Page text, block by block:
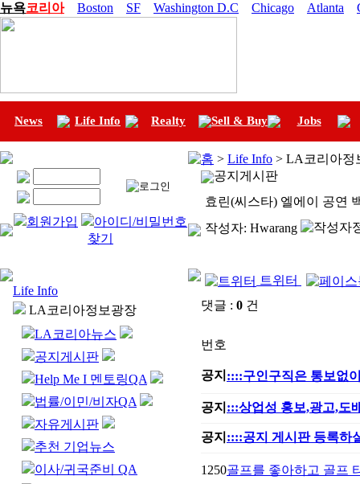
뉴욕코리아 Boston SF Washington D.C Chicago Atlanta
News Life Info Realty Sell & Buy Jobs
회원가입
아이디/비밀번호
찾기
Life Info
LA코리아정보광장
LA코리아뉴스
공지게시판
Help Me I 멘토링QA
법률/이민/비자QA
자유게시판
추천 기업뉴스
이사/귀국준비 QA
홈 > Life Info > LA코리아정
공지게시판
효린(씨스타) 엘에이 공연
작성자: Hwarang
트위터
댓글 : 0 건
번호
공지 ::::구인구직은 통보없
공지 :::상업성 홍보,광고,도
공지 ::::공지 게시판 등록하
1250골프를 좋아하고 골프